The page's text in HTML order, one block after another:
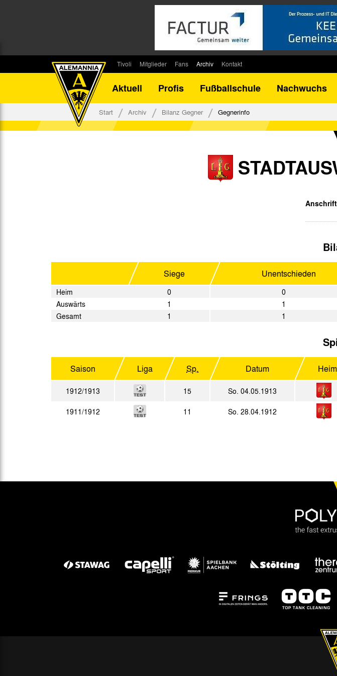
Tivoli
Stadionsprecher
Mitglieder
Kontakt
Fans
Fanbeirat
Fan-Klubs
Archiv
Bilanz DFB-Pokal
Ahnentafel
Kontakt
Aktuell
Profis Fußballschule Nachwuchs
Start Archiv Bilanz Gegner Gegnerinfo
Siege Unentschieden
Heim 0 0
Auswärts
1 1
Gesamt
1 1
Saison Liga Sp. Datum Heim
1912/1913 15 So. 04.05.1913
1911/1912 11 So. 28.04.1912